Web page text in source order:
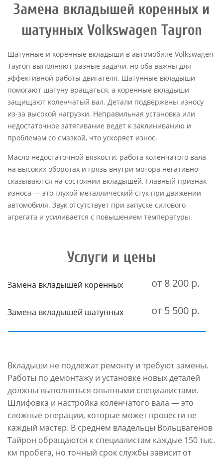
Замена вкладышей коренных и
шатунных Volkswagen Tayron
Шатунные и коренные вкладыши в автомобиле Volkswagen
Tayron выполняют разные задачи, но оба важны для
эффективной работы двигателя. Шатунные вкладыши
помогают шатуну вращаться, а коренные вкладыши
защищают коленчатый вал. Детали подвержены износу
из-за высокой нагрузки. Неправильная установка или
недостаточное затягивание ведет к заклиниванию и
проблемам со смазкой, что ускоряет износ.
Масло недостаточной вязкости, работа коленчатого вала
на высоких оборотах и грязь внутри мотора негативно
сказываются на состоянии вкладышей. Главный признак
износа — это глухой металлический стук при движении
автомобиля. Звук отсутствует при запуске силового
агрегата и усиливается с повышением температуры.
Услуги и цены
Замена вкладышей коренных от 8 200 р.
Замена вкладышей шатунных от 5 500 р.
Вкладыши не подлежат ремонту и требуют замены.
Работы по демонтажу и установке новых деталей
должны выполняться опытными специалистами.
Шлифовка и настройка коленчатого вала — это
сложные операции, которые может провести не
каждый мастер. В среднем владельцы Вольцвагенов
Тайрон обращаются к специалистам каждые 150 тыс.
км пробега, но точный срок службы зависит от